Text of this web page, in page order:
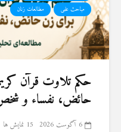
مباحث علمی
مطالعات زنان
حكم تلاوت قرآن
حائض، نفساء و
6 آگوست 2026 15 نمایش ها